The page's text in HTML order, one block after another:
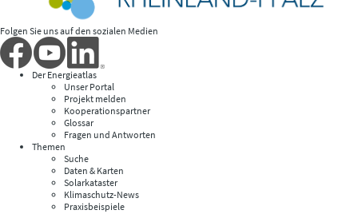
Folgen Sie uns auf den sozialen Medien
Der Energieatlas
Unser Portal
Projekt melden
Kooperationspartner
Glossar
Fragen und Antworten
Themen
Suche
Daten & Karten
Solarkataster
Klimaschutz-News
Praxisbeispiele